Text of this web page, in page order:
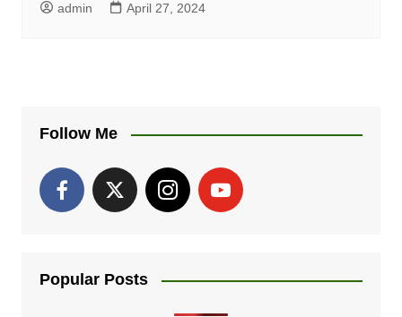
admin April 27, 2024
Follow Me
Popular Posts